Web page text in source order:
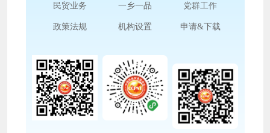
民贸业务 一乡一品 党群工作
政策法规 机构设置 申请&下载